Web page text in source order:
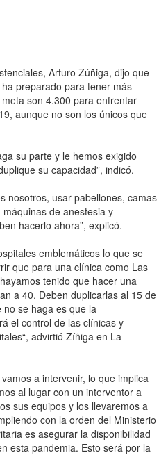
Arturo Zúñiga, dijo que
preparado para tener más
son 4.300 para enfrentar
aunque no son los únicos que
su parte y le hemos exigido
su capacidad”, indicó.
nosotros, usar pabellones, camas
de anestesia y
hacerlo ahora”, explicó.
emblemáticos lo que se
que para una clínica como Las
tenido que hacer una
a 40. Deben duplicarlas al 15 de
se haga es que la
el control de las clínicas y
advirtió Zíñiga en La
a intervenir, lo que implica
al lugar con un interventor a
sus equipos y los llevaremos a
con la orden del Ministerio
es asegurar la disponibilidad
esta pandemia. Esto será por la